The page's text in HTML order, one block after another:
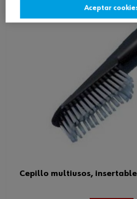
Cepillo multiusos, insertable
Aceptar